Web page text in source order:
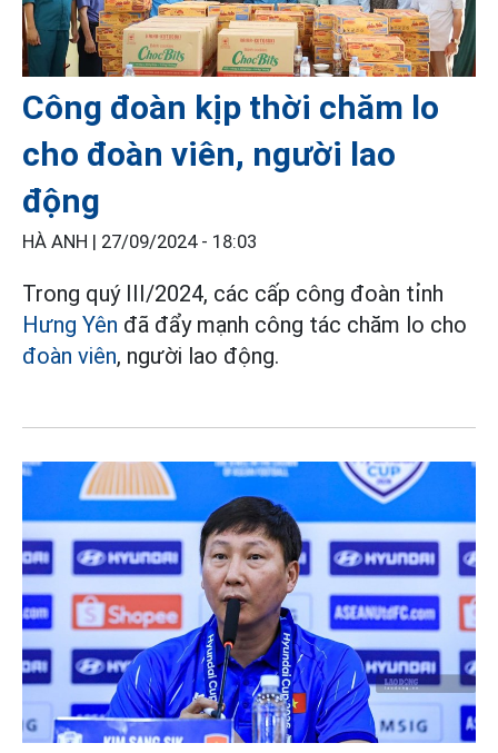
Công đoàn kịp thời chăm lo
cho đoàn viên, người lao
động
HÀ ANH | 27/09/2024 - 18:03
Trong quý III/2024, các cấp công đoàn tỉnh
Hưng Yên đã đẩy mạnh công tác chăm lo cho
đoàn viên, người lao động.